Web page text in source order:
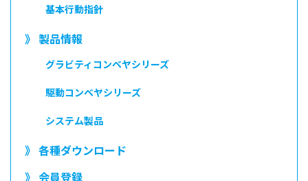
基本行動指針
》 製品情報
グラビティコンベヤシリーズ
駆動コンベヤシリーズ
システム製品
》 各種ダウンロード
》 会員登録